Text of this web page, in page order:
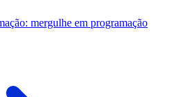
mergulhe em programação